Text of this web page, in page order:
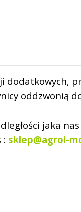
dodatkowych,
oddzwonią
jaka
: sklep@agrol-